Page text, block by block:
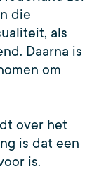
die
als
Daarna is
om
over het
is dat een
is.